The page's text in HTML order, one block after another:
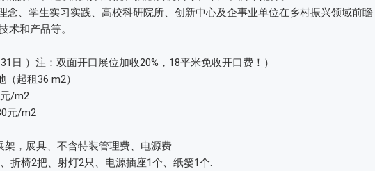
念、学生实习实践、高校科研院所、创新中心及企事业单位在乡村振兴领域前瞻
术和产品等。
日 ）注：双面开口展位加收20%，18平米免收开口费！）
起租36 m2）
/m2
元/m2
，展具、不含特装管理费、电源费.
折椅2把、射灯2只、电源插座1个、纸篓1个.